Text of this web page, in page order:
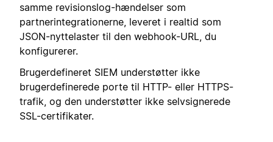
samme revisionslog-hændelser som
partnerintegrationerne, leveret i realtid som
JSON-nyttelaster til den webhook-URL, du
konfigurerer.
Brugerdefineret SIEM understøtter ikke
brugerdefinerede porte til HTTP- eller HTTPS-
trafik, og den understøtter ikke selvsignerede
SSL-certifikater.